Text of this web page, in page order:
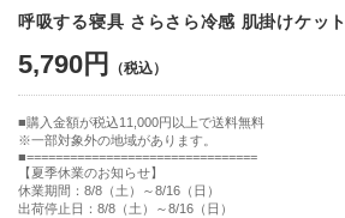
呼吸する寝具 さらさら冷感 肌掛けケット
5,790円
購入金額が税込11,000円以上で送料無料
※一部対象外の地域があります。
================================
【夏季休業のお知らせ】
休業期間：8/8（土）～8/16（日）
出荷停止日：8/8（土）～8/16（日）